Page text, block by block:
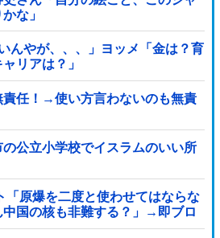
な」
んやが、、、」ヨッメ「金は？育
リアは？」
責任！→使い方言わないのも無責
の公立小学校でイスラムのいい所
「原爆を二度と使わせてはならな
国の核も非難する？」→即ブロ